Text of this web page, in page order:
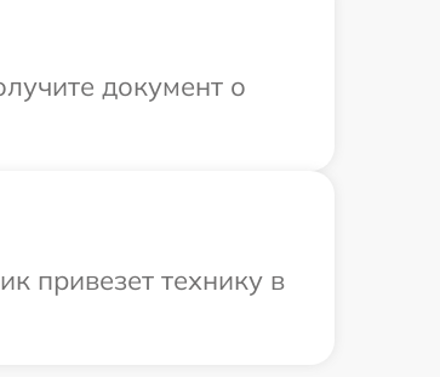
документ о
привезет технику в